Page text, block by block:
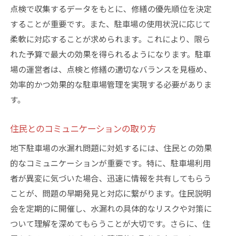
点検で収集するデータをもとに、修繕の優先順位を決定
することが重要です。また、駐車場の使用状況に応じて
柔軟に対応することが求められます。これにより、限ら
れた予算で最大の効果を得られるようになります。駐車
場の運営者は、点検と修繕の適切なバランスを見極め、
効率的かつ効果的な駐車場管理を実現する必要がありま
す。
住民とのコミュニケーションの取り方
地下駐車場の水漏れ問題に対処するには、住民との効果
的なコミュニケーションが重要です。特に、駐車場利用
者が異変に気づいた場合、迅速に情報を共有してもらう
ことが、問題の早期発見と対応に繋がります。住民説明
会を定期的に開催し、水漏れの具体的なリスクや対策に
ついて理解を深めてもらうことが大切です。さらに、住